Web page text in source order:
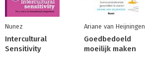
Nunez
Intercultural
Sensitivity
Ariane van Heijningen
Goedbedoeld
moeilijk maken